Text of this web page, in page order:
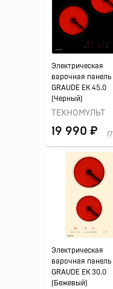
Электрическая
варочная панель
GRAUDE EK 45.0
(Черный)
ТЕХНОМУЛЬТ
19 990 ₽ 17
Электрическая
варочная панель
GRAUDE EK 30.0
(Бежевый)